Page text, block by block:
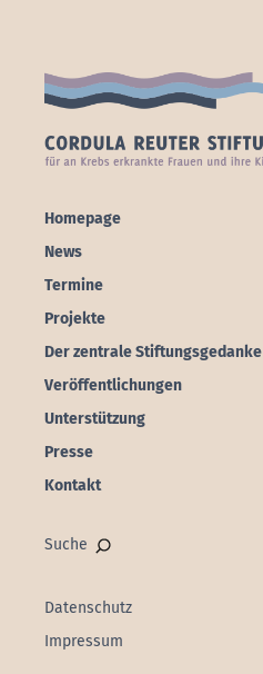
Homepage
News
Termine
Projekte
Der zentrale Stiftungsgedanke
Veröffentlichungen
Unterstützung
Presse
Kontakt
Suche
Datenschutz
Impressum